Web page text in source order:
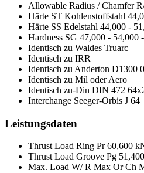
Allowable Radius / Chamfer
Härte ST Kohlenstoffstahl
Härte SS Edelstahl 44,000 -
Hardness SG 47,000 - 54,000
Identisch zu Waldes Truarc
Identisch zu IRR
Identisch zu Anderton D1300
Identisch zu Mil oder Aero
Identisch zu-Din DIN 472
Interchange Seeger-Orbis J 64
Leistungsdaten
Thrust Load Ring Pr 60,600
Thrust Load Groove Pg
Max. Load W/ R Max Or Ch